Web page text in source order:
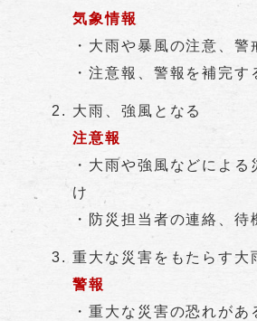
気象情報
・大雨や暴風の注意、警
・注意報、警報を補完す
大雨、強風となる
注意報
・大雨や強風などによ
け
・防災担当者の連絡、待
重大な災害をもたらす大
警報
・重大な災害の恐れがあ